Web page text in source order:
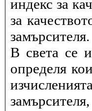
индекс за
за
замърсителя.
В света се
определя